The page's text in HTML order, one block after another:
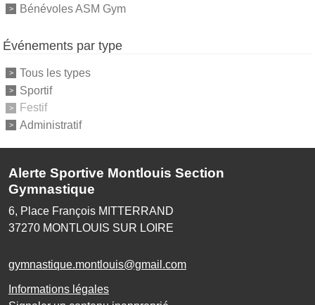
Bénévoles ASM Gym
Événements par type
Tous les types
Sportif
Festif
Administratif
Alerte Sportive Montlouis Section
Gymnastique
6, Place François MITTERRAND
37270 MONTLOUIS SUR LOIRE
gymnastique.montlouis@gmail.com
Informations légales